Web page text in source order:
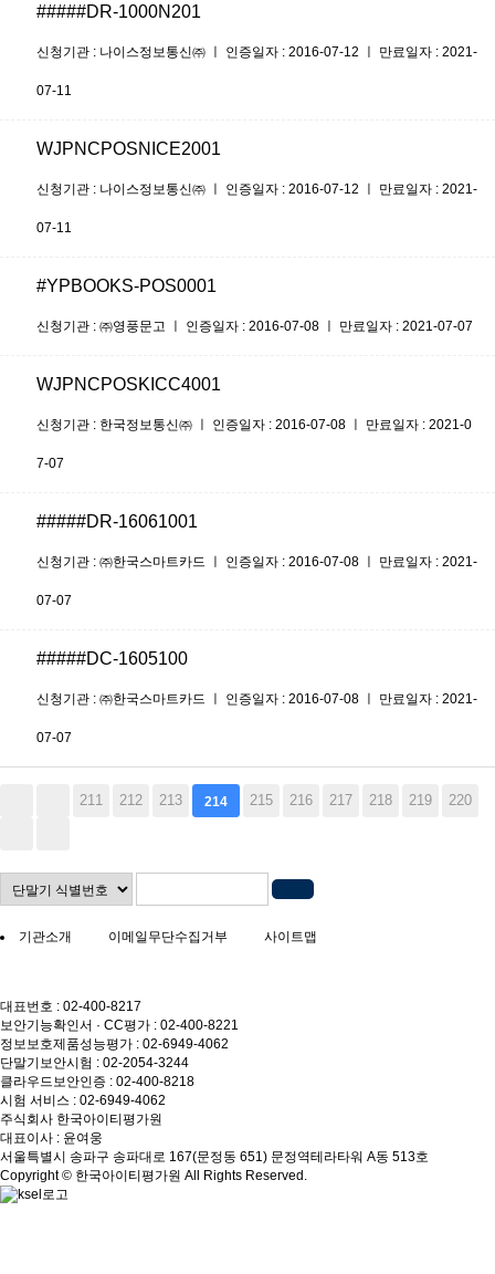
#####DR-1000N201
신청기관 : 나이스정보통신㈜ ㅣ 인증일자 : 2016-07-12 ㅣ 만료일자 : 2021-
07-11
WJPNCPOSNICE2001
신청기관 : 나이스정보통신㈜ ㅣ 인증일자 : 2016-07-12 ㅣ 만료일자 : 2021-
07-11
#YPBOOKS-POS0001
신청기관 : ㈜영풍문고 ㅣ 인증일자 : 2016-07-08 ㅣ 만료일자 : 2021-07-07
WJPNCPOSKICC4001
신청기관 : 한국정보통신㈜ ㅣ 인증일자 : 2016-07-08 ㅣ 만료일자 : 2021-0
7-07
#####DR-16061001
신청기관 : ㈜한국스마트카드 ㅣ 인증일자 : 2016-07-08 ㅣ 만료일자 : 2021-
07-07
#####DC-1605100
신청기관 : ㈜한국스마트카드 ㅣ 인증일자 : 2016-07-08 ㅣ 만료일자 : 2021-
07-07
211 212 213 214 215 216 217 218 219 220
기관소개 이메일무단수집거부 사이트맵
대표번호 : 02-400-8217
보안기능확인서 · CC평가 : 02-400-8221
정보보호제품성능평가 : 02-6949-4062
단말기보안시험 : 02-2054-3244
클라우드보안인증 : 02-400-8218
시험 서비스 : 02-6949-4062
주식회사 한국아이티평가원
대표이사 : 윤여웅
서울특별시 송파구 송파대로 167(문정동 651) 문정역테라타워 A동 513호
Copyright © 한국아이티평가원 All Rights Reserved.